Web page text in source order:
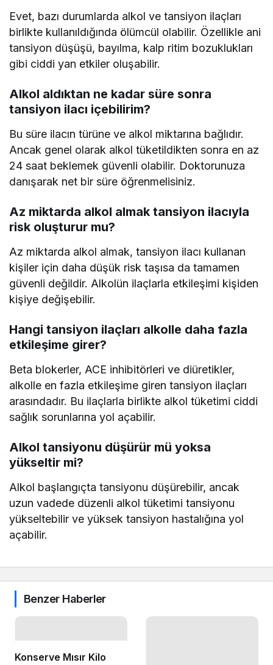
Evet, bazı durumlarda alkol ve tansiyon ilaçları
birlikte kullanıldığında ölümcül olabilir. Özellikle ani
tansiyon düşüşü, bayılma, kalp ritim bozuklukları
gibi ciddi yan etkiler oluşabilir.
Alkol aldıktan ne kadar süre sonra
tansiyon ilacı içebilirim?
Bu süre ilacın türüne ve alkol miktarına bağlıdır.
Ancak genel olarak alkol tüketildikten sonra en az
24 saat beklemek güvenli olabilir. Doktorunuza
danışarak net bir süre öğrenmelisiniz.
Az miktarda alkol almak tansiyon ilacıyla
risk oluşturur mu?
Az miktarda alkol almak, tansiyon ilacı kullanan
kişiler için daha düşük risk taşısa da tamamen
güvenli değildir. Alkolün ilaçlarla etkileşimi kişiden
kişiye değişebilir.
Hangi tansiyon ilaçları alkolle daha fazla
etkileşime girer?
Beta blokerler, ACE inhibitörleri ve diüretikler,
alkolle en fazla etkileşime giren tansiyon ilaçları
arasındadır. Bu ilaçlarla birlikte alkol tüketimi ciddi
sağlık sorunlarına yol açabilir.
Alkol tansiyonu düşürür mü yoksa
yükseltir mi?
Alkol başlangıçta tansiyonu düşürebilir, ancak
uzun vadede düzenli alkol tüketimi tansiyonu
yükseltebilir ve yüksek tansiyon hastalığına yol
açabilir.
Benzer Haberler
Konserve Mısır Kilo